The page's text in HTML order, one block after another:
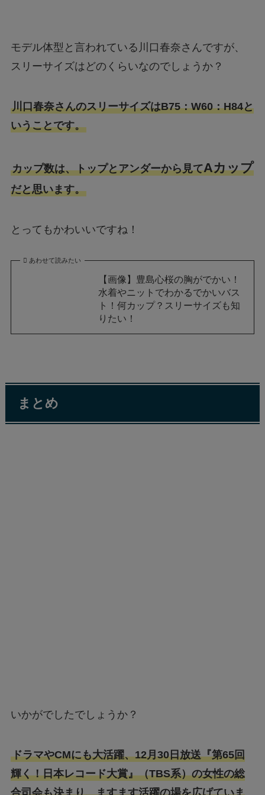
モデル体型と言われている川口春奈さんですが、
スリーサイズはどのくらいなのでしょうか？
川口春奈さんのスリーサイズはB75：W60：H84と
いうことです。
カップ数は、トップとアンダーから見てAカップ
だと思います。
とってもかわいいですね！
あわせて読みたい
【画像】豊島心桜の胸がでかい！
水着やニットでわかるでかいバス
ト！何カップ？スリーサイズも知
りたい！
まとめ
いかがでしたでしょうか？
ドラマやCMにも大活躍、12月30日放送『第65回
輝く！日本レコード大賞』（TBS系）の女性の総
合司会も決まり、ますます活躍の場を広げていま